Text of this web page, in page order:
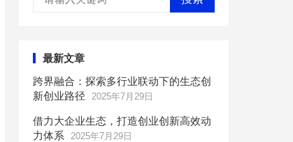
最新文章
跨界融合：探索多行业联动下的生态创
新创业路径
2025年7月29日
借力大企业生态，打造创业创新高效动
力体系
2025年7月29日